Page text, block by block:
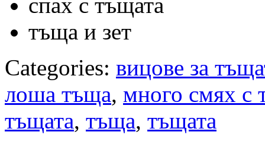
тъща и зет
Categories: вицове за
лоша тъща, много смях с
тъщата, тъща, тъщата